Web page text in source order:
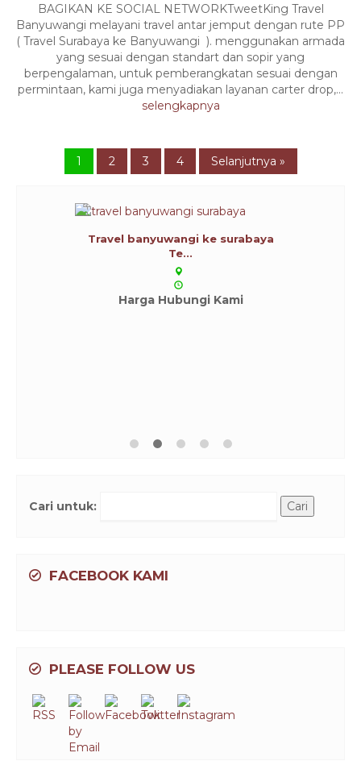
BAGIKAN KE SOCIAL NETWORKTweetKing Travel
Banyuwangi melayani travel antar jemput dengan rute PP
( Travel Surabaya ke Banyuwangi ). menggunakan armada
yang sesuai dengan standart dan sopir yang
berpengalaman, untuk pemberangkatan sesuai dengan
permintaan, kami juga menyadiakan layanan carter drop,...
selengkapnya
1 2 3 4 Selanjutnya »
Travel banyuwangi ke surabaya
Te...
Harga Hubungi Kami
Cari untuk:
FACEBOOK KAMI
PLEASE FOLLOW US